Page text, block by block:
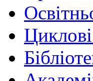
Циклові